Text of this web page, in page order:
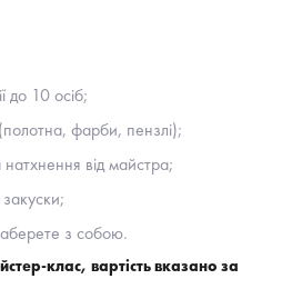
до 10 осіб;
фарби, пензлі);
від майстра;
закуски;
з собою.
клас, вартість вказано за